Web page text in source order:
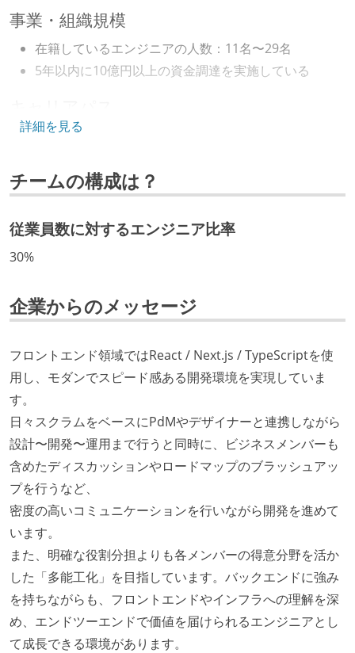
事業・組織規模
在籍しているエンジニアの人数：11名〜29名
5年以内に10億円以上の資金調達を実施している
エンジニアの人事評価にエンジニア経験者が関わって
社内で、バックエンドチームからSREチームへの異動
など、キャリア形成を目的とした職域を超えての積極
的な異動が推奨され、実施されている
割を持たない人がいる
技術カルチャー
CTO またはそれに準じる、技術やワークフローの標準
取締役（社内）または執行役員として、エンジニアリ
ング部門の人間が経営に参加している
最新技術を追いかけるための社内勉強会が定期開催さ
れ、参加者が自主的に参加している
Slack等で、最新技術の良し悪しをメンバーがよく会話
している
開発メンバーの裁量
設計・実装から運用までを同じ開発チームが担い、フ
ロントエンド、バックエンド、インフラといった役割
の境界を超えて、個人が必要な範囲にまで染み出して
詳細を見る
チームの構成は？
従業員数に対するエンジニア比率
30%
企業からのメッセージ
フロントエンド領域ではReact / Next.js / TypeScriptを使
用し、モダンでスピード感ある開発環境を実現していま
す。
日々スクラムをベースにPdMやデザイナーと連携しながら
設計〜開発〜運用まで行うと同時に、ビジネスメンバーも
含めたディスカッションやロードマップのブラッシュアッ
プを行うなど、
密度の高いコミュニケーションを行いながら開発を進めて
います。
また、明確な役割分担よりも各メンバーの得意分野を活か
した「多能工化」を目指しています。バックエンドに強み
を持ちながらも、フロントエンドやインフラへの理解を深
め、エンドツーエンドで価値を届けられるエンジニアとし
て成長できる環境があります。